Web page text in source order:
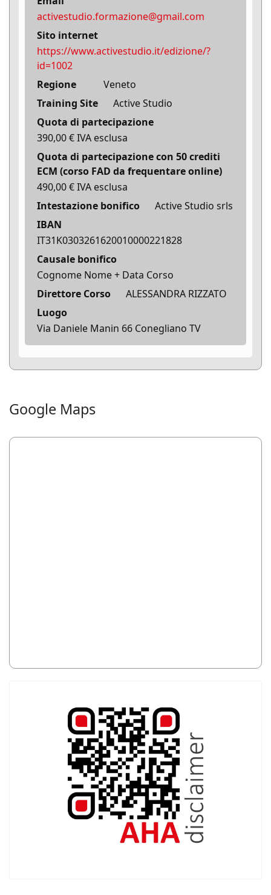
activestudio.formazione@gmail.com
Sito internet
https://www.activestudio.it/edizione/?
id=1002
Regione
Veneto
Training Site
Active Studio
Quota di partecipazione
390,00 € IVA esclusa
Quota di partecipazione con 50 crediti
ECM (corso FAD da frequentare online)
490,00 € IVA esclusa
Intestazione bonifico
Active Studio srls
IBAN
IT31K0303261620010000221828
Causale bonifico
Cognome Nome + Data Corso
Direttore Corso
ALESSANDRA RIZZATO
Luogo
Via Daniele Manin 66 Conegliano TV
Google Maps